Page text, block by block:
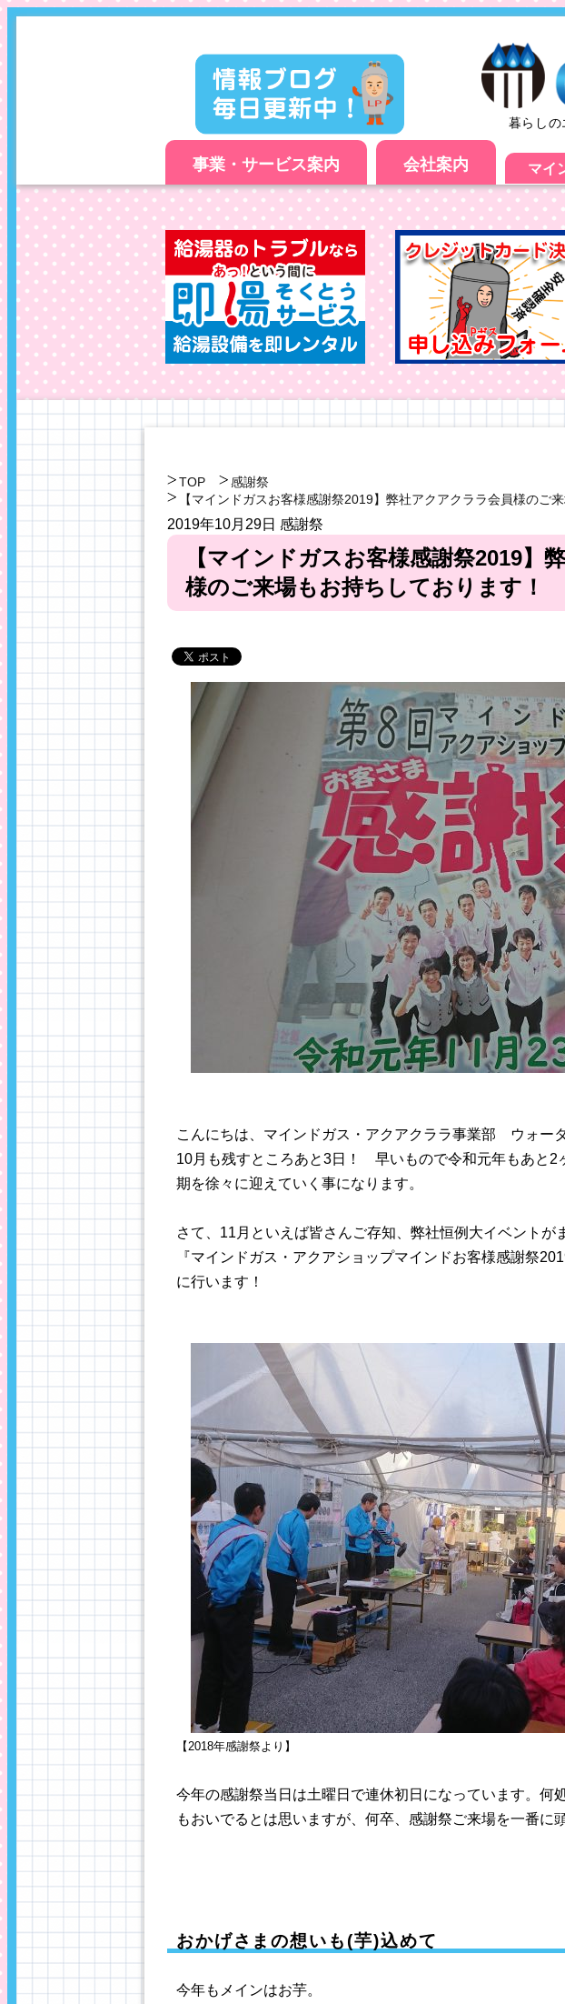
暮らし
事業・サービス案内 会社案内 マイ
TOP
感謝祭
【マインドガスお客様感謝祭2019】弊社アクアクララ会員様のご
2019年10月29日 感謝祭
【マインドガスお客様感謝祭2019】
様のご来場もお持ちしております！
こんにちは、マインドガス・アクアクララ事業部 ウォー
10月も残すところあと3日！ 早いもので令和元年もあと2
期を徐々に迎えていく事になります。
さて、11月といえば皆さんご存知、弊社恒例大イベント
『マインドガス・アクアショップマインドお客様感謝祭
に行います！
【2018年感謝祭より】
今年の感謝祭当日は土曜日で連休初日になっています。何
もおいでるとは思いますが、何卒、感謝祭ご来場を一番に
おかげさまの想いも(芋)込めて
今年もメインはお芋。